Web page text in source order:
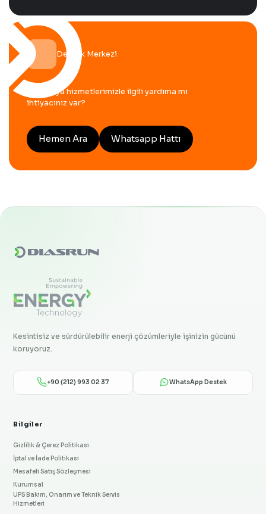
Destek Merkezi
Ürün veya hizmetlerimizle ilgili yardıma mı
ihtiyacınız var?
Hemen Ara Whatsapp Hattı
Kesintisiz ve sürdürülebilir enerji çözümleriyle işinizin gücünü
koruyoruz.
+90 (212) 993 02 37 WhatsApp Destek
Bilgiler
Gizlilik & Çerez Politikası
İptal ve İade Politikası
Mesafeli Satış Sözleşmesi
Kurumsal
UPS Bakım, Onarım ve Teknik Servis
Hizmetleri